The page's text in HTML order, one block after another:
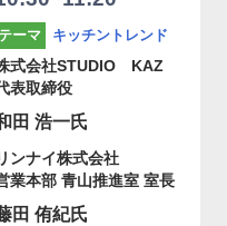
テーマ
キッチントレンド
式会社STUDIO KAZ
表取締役
田 浩一氏
ンナイ株式会社
業本部 青山推進室 室長
田 侑紀氏